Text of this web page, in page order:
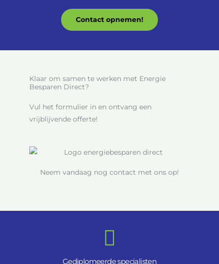
Contact opnemen!
Klaar om samen te werken met Energie
Besparen Direct?
Vul het formulier in en ontvang een
vrijblijvende offerte!
Neem vandaag nog contact met ons op!
Gediplomeerde specialisten